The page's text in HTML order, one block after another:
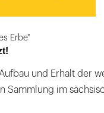
Erbe"
und Erhalt der
Sammlung im